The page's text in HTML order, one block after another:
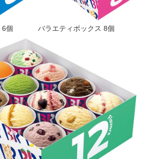
6個 バラエティボックス 8個